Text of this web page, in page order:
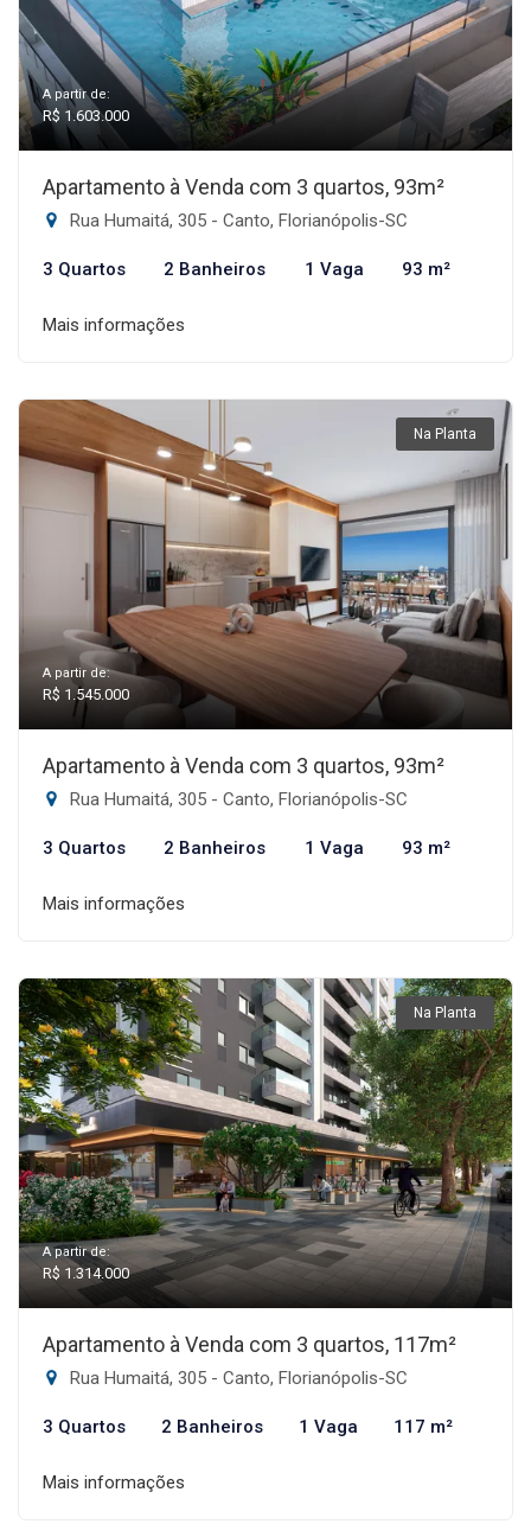
A partir de:
R$ 1.603.000
Apartamento à Venda com 3 quartos, 93m²
Rua Humaitá, 305 - Canto, Florianópolis-SC
3 Quartos 2 Banheiros 1 Vaga 93 m²
Mais informações
Na Planta
A partir de:
R$ 1.545.000
Apartamento à Venda com 3 quartos, 93m²
Rua Humaitá, 305 - Canto, Florianópolis-SC
3 Quartos 2 Banheiros 1 Vaga 93 m²
Mais informações
Na Planta
A partir de:
R$ 1.314.000
Apartamento à Venda com 3 quartos, 117m²
Rua Humaitá, 305 - Canto, Florianópolis-SC
3 Quartos 2 Banheiros 1 Vaga 117 m²
Mais informações